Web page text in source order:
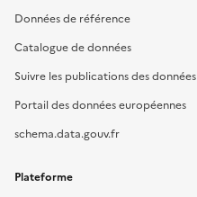
Données de référence
Catalogue de données
Suivre les publications des données
Portail des données européennes
schema.data.gouv.fr
Plateforme